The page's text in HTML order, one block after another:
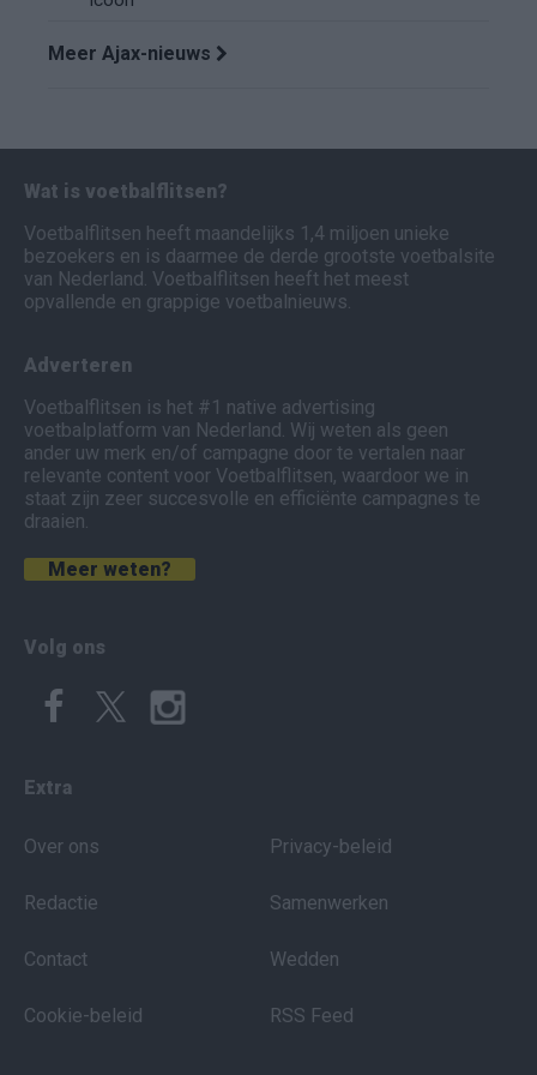
Meer Ajax-nieuws
Wat is voetbalflitsen?
Voetbalflitsen heeft maandelijks 1,4 miljoen unieke
bezoekers en is daarmee de derde grootste voetbalsite
van Nederland. Voetbalflitsen heeft het meest
opvallende en grappige voetbalnieuws.
Adverteren
Voetbalflitsen is het #1 native advertising
voetbalplatform van Nederland. Wij weten als geen
ander uw merk en/of campagne door te vertalen naar
relevante content voor Voetbalflitsen, waardoor we in
staat zijn zeer succesvolle en efficiënte campagnes te
draaien.
Meer weten?
Volg ons
Extra
Over ons
Redactie
Contact
Cookie-beleid
Privacy-beleid
Samenwerken
Wedden
RSS Feed